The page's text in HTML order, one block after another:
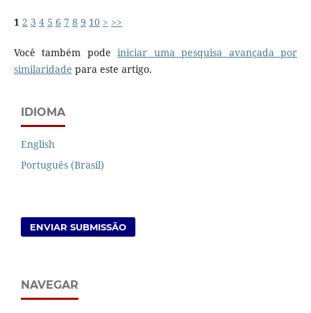
1 2 3 4 5 6 7 8 9 10 > >>
Você também podeiniciar uma pesquisa avançada por
similaridade para este artigo.
IDIOMA
English
Português (Brasil)
ENVIAR SUBMISSÃO
NAVEGAR